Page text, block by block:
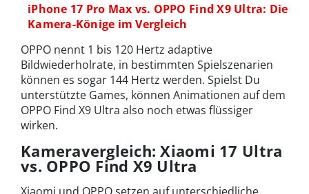
iPhone 17 Pro Max vs. OPPO Find X9 Ultra: Die
Kamera-Könige im Vergleich
OPPO nennt 1 bis 120 Hertz adaptive
Bildwiederholrate, in bestimmten Spielszenarien
können es sogar 144 Hertz werden. Spielst Du
unterstützte Games, können Animationen auf dem
OPPO Find X9 Ultra also noch etwas flüssiger
wirken.
Kameravergleich: Xiaomi 17 Ultra
vs. OPPO Find X9 Ultra